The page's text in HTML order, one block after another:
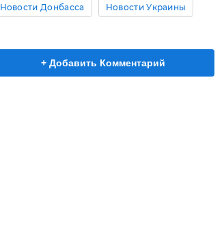
Новости Донбасса Новости Украины
+ Добавить Комментарий